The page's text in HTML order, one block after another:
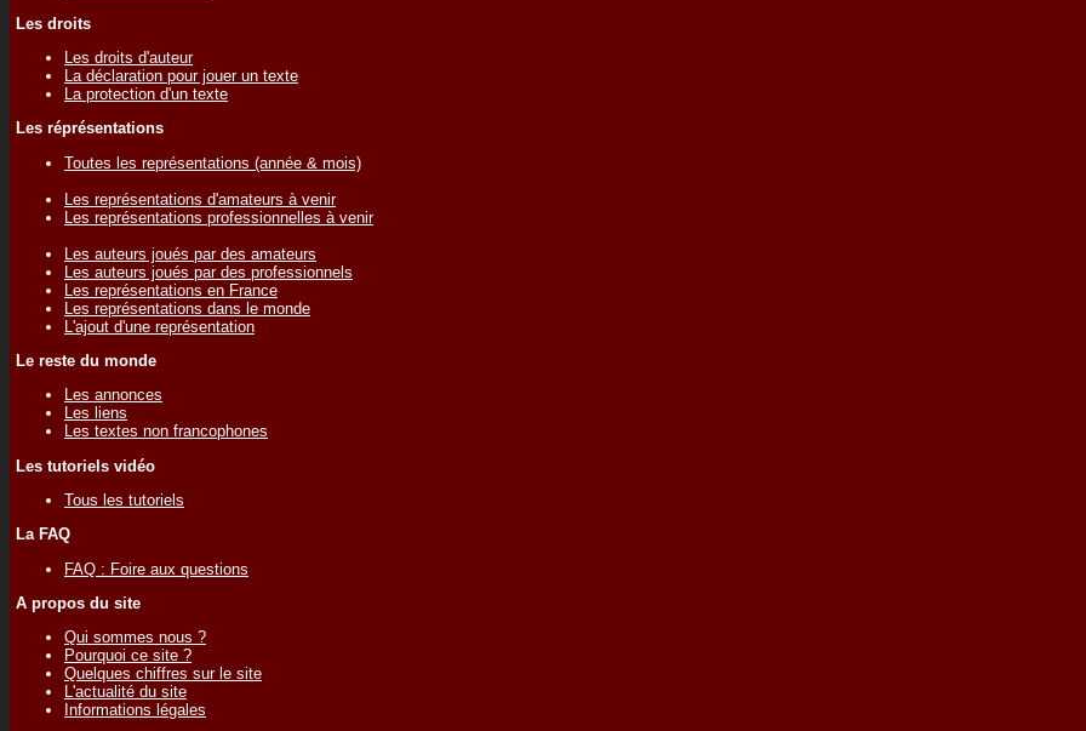
Les droits
Les droits d'auteur
La déclaration pour jouer un texte
La protection d'un texte
Les réprésentations
Toutes les représentations (année & mois)
Les représentations d'amateurs à venir
Les représentations professionnelles à venir
Les auteurs joués par des amateurs
Les auteurs joués par des professionnels
Les représentations en France
Les représentations dans le monde
L'ajout d'une représentation
Le reste du monde
Les annonces
Les liens
Les textes non francophones
Les tutoriels vidéo
Tous les tutoriels
La FAQ
FAQ : Foire aux questions
A propos du site
Qui sommes nous ?
Pourquoi ce site ?
Quelques chiffres sur le site
L'actualité du site
Informations légales